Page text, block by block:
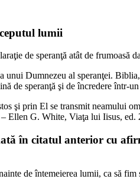
lumii
de speranţă atât de frumoasă
unui Dumnezeu al speranţei.
de speranţă şi de încredere într-
şi prin El se transmit neamului
Ellen G. White, Viaţa lui Iisus, ed.
în citatul anterior cu
de întemeierea lumii, ca să